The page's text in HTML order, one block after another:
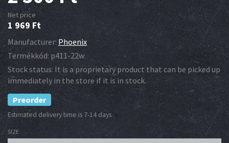
Net price
1 969 Ft
Manufacturer: Phoenix
Termékkód: p411-22w
Stock status: It is a proprietary product that can be picked up
immediately in the store if it is in stock.
Preorder
Estimated delivery time is 7-14 days
SIZE